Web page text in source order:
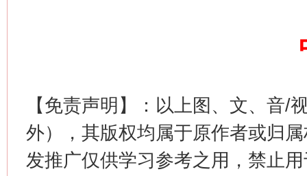
【免责声明】：以上图、文、音/
外），其版权均属于原作者或归
发推广仅供学习参考之用，禁止